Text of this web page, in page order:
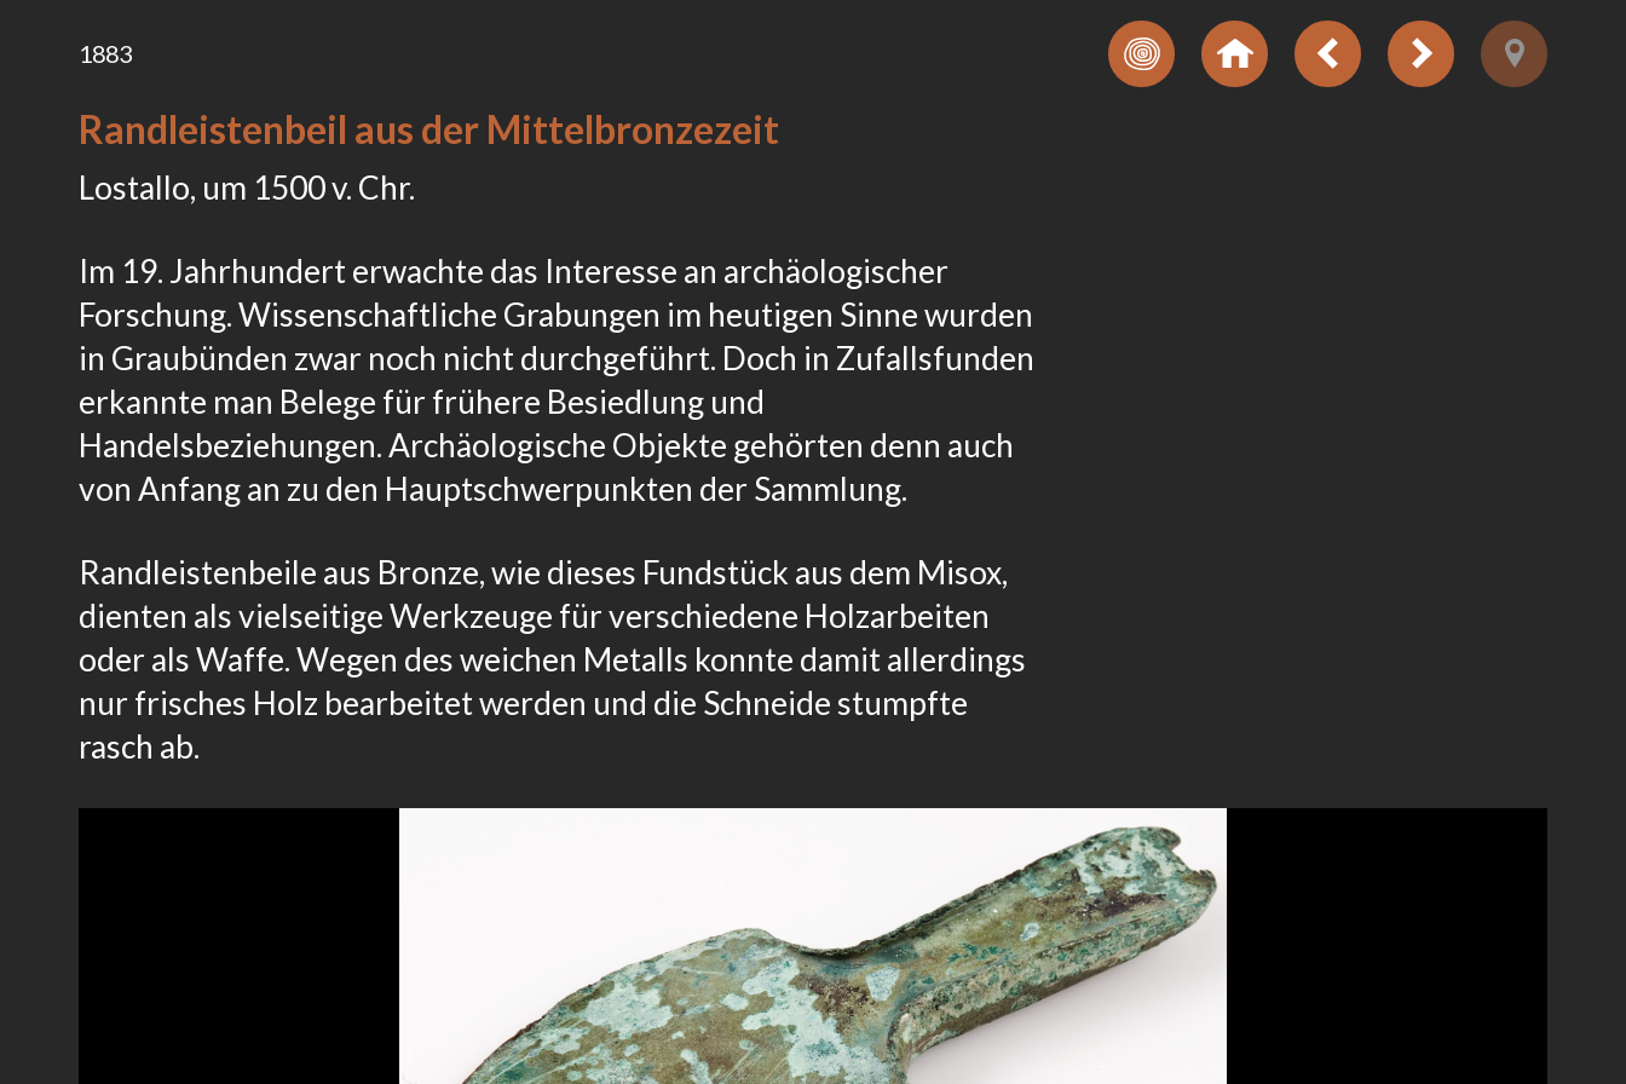
1883
Randleistenbeil aus der Mittelbronzezeit
Lostallo, um 1500 v. Chr.
Im 19. Jahrhundert erwachte das Interesse an archäologischer
Forschung. Wissenschaftliche Grabungen im heutigen Sinne wurden
in Graubünden zwar noch nicht durchgeführt. Doch in Zufallsfunden
erkannte man Belege für frühere Besiedlung und
Handelsbeziehungen. Archäologische Objekte gehörten denn auch
von Anfang an zu den Hauptschwerpunkten der Sammlung.
Randleistenbeile aus Bronze, wie dieses Fundstück aus dem Misox,
dienten als vielseitige Werkzeuge für verschiedene Holzarbeiten
oder als Waffe. Wegen des weichen Metalls konnte damit allerdings
nur frisches Holz bearbeitet werden und die Schneide stumpfte
rasch ab.